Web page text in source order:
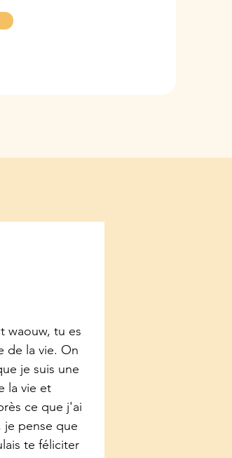
waouw, tu es
de la vie. On
je suis une
la vie et
ce que j'ai
je pense que
te féliciter